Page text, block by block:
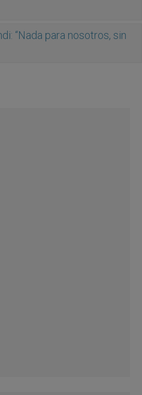
“Nada para nosotros, sin